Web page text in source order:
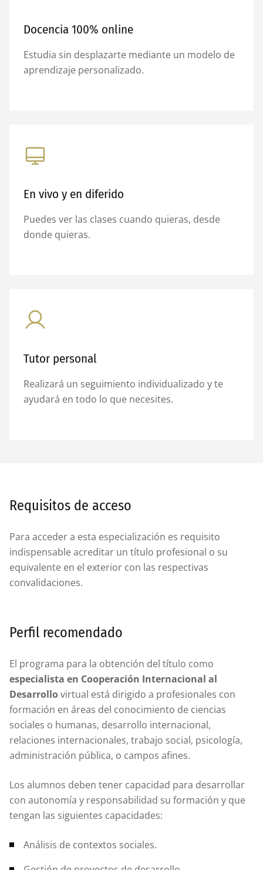
Docencia 100% online
Estudia sin desplazarte mediante un modelo de
aprendizaje personalizado.
En vivo y en diferido
Puedes ver las clases cuando quieras, desde
donde quieras.
Tutor personal
Realizará un seguimiento individualizado y te
ayudará en todo lo que necesites.
Requisitos de acceso
Para acceder a esta especialización es requisito
indispensable acreditar un título profesional o su
equivalente en el exterior con las respectivas
convalidaciones.
Perfil recomendado
El programa para la obtención del título como
especialista en Cooperación Internacional al
Desarrollovirtual está dirigido a profesionales con
formación en áreas del conocimiento de ciencias
sociales o humanas, desarrollo internacional,
relaciones internacionales, trabajo social, psicología,
administración pública, o campos afines.
Los alumnos deben tener capacidad para desarrollar
con autonomía y responsabilidad su formación y que
tengan las siguientes capacidades:
Análisis de contextos sociales.